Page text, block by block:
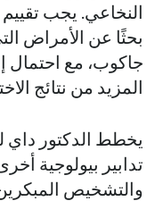
النخاعي. يجب
بحثًا عن الأمراض
جاكوب، مع احتمال
المزيد من نتائج
يخطط الدكتور داي
تدابير بيولوجية
والتشخيص